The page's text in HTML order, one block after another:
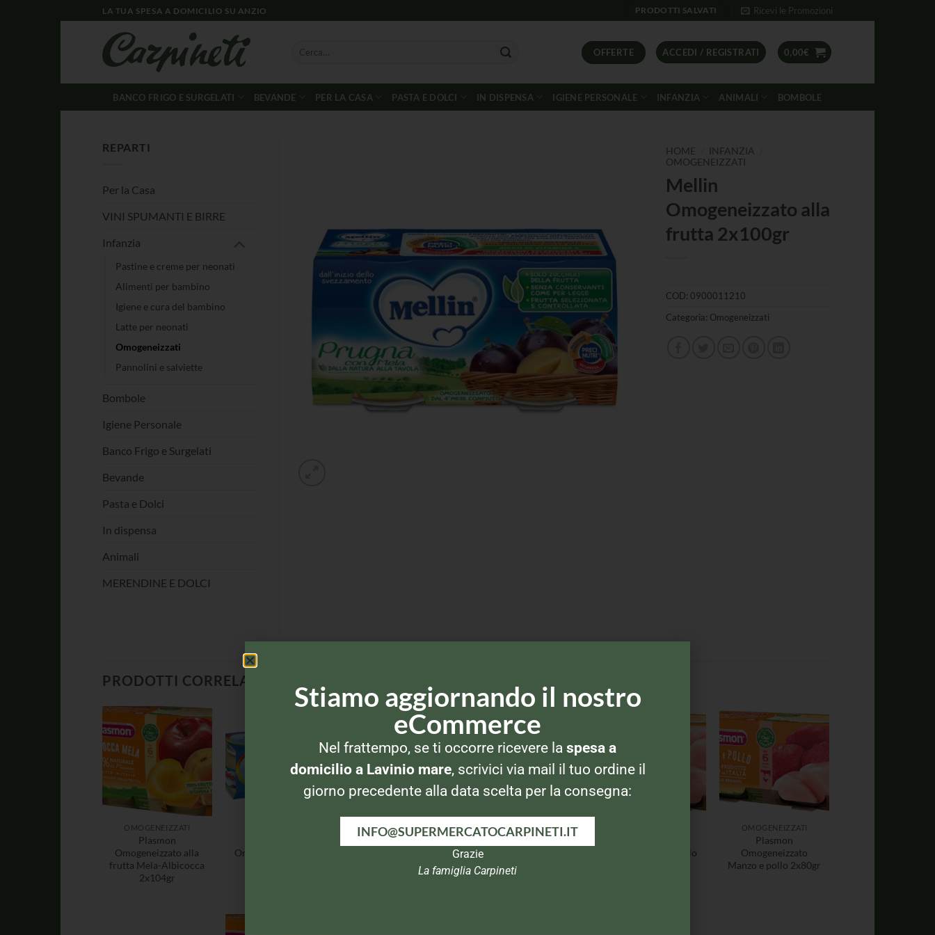
LA TUA SPESA A DOMICILIO SU ANZIO PRODOTTI SALVATI Ricevi le Promozioni
OFFERTE ACCEDI / REGISTRATI 0,00€
BANCO FRIGO E SURGELATI BEVANDE PER LA CASA PASTA E DOLCI IN DISPENSA IGIENE PERSONALE INFANZIA ANIMALI BOMBOLE
HOME INFANZIA
OMOGENEIZZATI
Mellin
Omogeneizzato alla
frutta 2x100gr
COD: 0900011210
Categoria: Omogeneizzati
REPARTI
Per la Casa
VINI SPUMANTI E BIRRE
Infanzia
Pastine e creme per neonati
Alimenti per bambino
Igiene e cura del bambino
Latte per neonati
Omogeneizzati
Pannolini e salviette
Bombole
Igiene Personale
Banco Frigo e Surgelati
Bevande
Pasta e Dolci
In dispensa
Animali
MERENDINE E DOLCI
PRODOTTI CORRELATI
OMOGENEIZZATI
Plasmon
Omogeneizzato alla
frutta Mela-Albicocca
2x104gr
Omogeneizzato Pollo
OMOGENEIZZATI
Nipiol
frutta Pera
OMOGENEIZZATI
Plasmon
Pesce – Spigola – 2
vasetti
Omogeneizzato Pollo
OMOGENEIZZATI
Plasmon
Omogeneizzato
Manzo e pollo 2x80gr
Stiamo aggiornando il nostro
eCommerce
Nel frattempo, se ti occorre ricevere la spesa a
domicilio a Lavinio mare, scrivici via mail il tuo ordine il
giorno precedente alla data scelta per la consegna:
INFO@SUPERMERCATOCARPINETI.IT
Grazie
La famiglia Carpineti